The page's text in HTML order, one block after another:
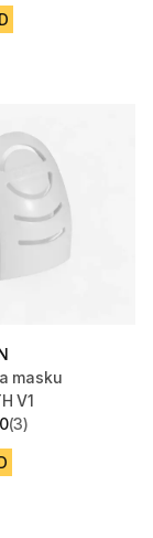
masku
V1
from 3
(3)